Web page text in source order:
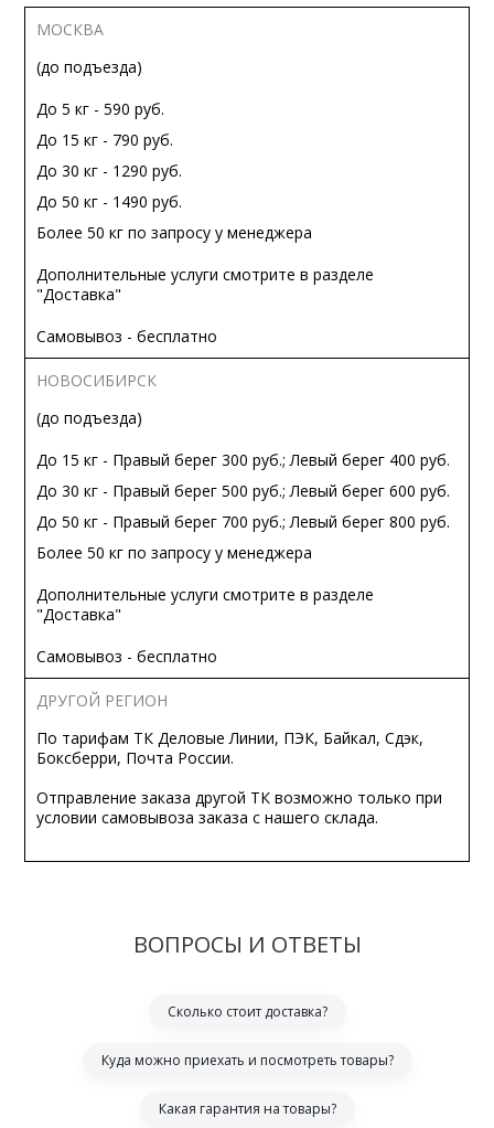
МОСКВА
(до подъезда)
До 5 кг - 590 руб.
До 15 кг - 790 руб.
До 30 кг - 1290 руб.
До 50 кг - 1490 руб.
Более 50 кг по запросу у менеджера
Дополнительные услуги смотрите в разделе
"Доставка"
Самовывоз - бесплатно
НОВОСИБИРСК
(до подъезда)
До 15 кг - Правый берег 300 руб.; Левый берег 400 руб.
До 30 кг - Правый берег 500 руб.; Левый берег 600 руб.
До 50 кг - Правый берег 700 руб.; Левый берег 800 руб.
Более 50 кг по запросу у менеджера
Дополнительные услуги смотрите в разделе
"Доставка"
Самовывоз - бесплатно
ДРУГОЙ РЕГИОН
По тарифам ТК Деловые Линии, ПЭК, Байкал, Сдэк,
Боксберри, Почта России.
Отправление заказа другой ТК возможно только при
условии самовывоза заказа с нашего склада.
ВОПРОСЫ И ОТВЕТЫ
Сколько стоит доставка?
Куда можно приехать и посмотреть товары?
Какая гарантия на товары?